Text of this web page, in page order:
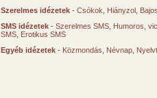
Szerelmes idézetek - Csókok Hiányzol
SMS idézetek - Szerelmes SMS Humoros,
SMS Erotikus SMS
Egyéb idézetek - Közmondás Névnap